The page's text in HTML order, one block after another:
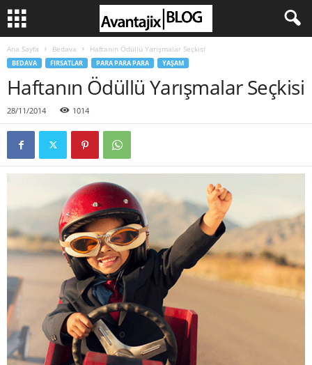
Ana Sayfa Bedava Haftanın Ödüllü Yarışmalar Seçkisi
BEDAVA FIRSATLAR PARA PARA PARA YAŞAM
Haftanın Ödüllü Yarışmalar Seçkisi
28/11/2014 1014